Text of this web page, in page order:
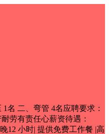
名 二、弯管 4名应聘要求：
劳有责任心薪资待遇：
12 小时| 提供免费工作餐 |高